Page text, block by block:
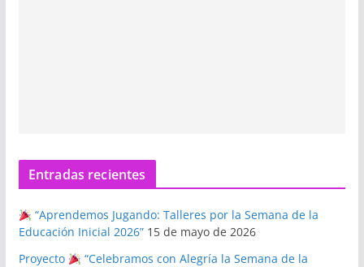
Entradas recientes
“Aprendemos Jugando: Talleres por la Semana de la
Educación Inicial 2026” 15 de mayo de 2026
Proyecto
“Celebramos con Alegría la Semana de la